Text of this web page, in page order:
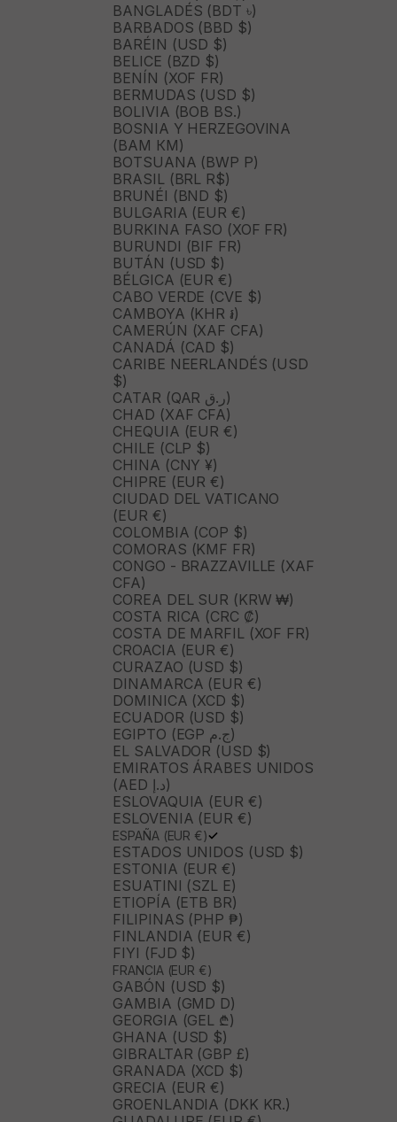
BANGLADÉS (BDT ৳)
BARBADOS (BBD $)
BARÉIN (USD $)
BELICE (BZD $)
BENÍN (XOF FR)
BERMUDAS (USD $)
BOLIVIA (BOB BS.)
BOSNIA Y HERZEGOVINA
(BAM КМ)
BOTSUANA (BWP P)
BRASIL (BRL R$)
BRUNÉI (BND $)
BULGARIA (EUR €)
BURKINA FASO (XOF FR)
BURUNDI (BIF FR)
BUTÁN (USD $)
BÉLGICA (EUR €)
CABO VERDE (CVE $)
CAMBOYA (KHR ៛)
CAMERÚN (XAF CFA)
CANADÁ (CAD $)
CARIBE NEERLANDÉS (USD
$)
CATAR (QAR ر.ق)
CHAD (XAF CFA)
CHEQUIA (EUR €)
CHILE (CLP $)
CHINA (CNY ¥)
CHIPRE (EUR €)
CIUDAD DEL VATICANO
(EUR €)
COLOMBIA (COP $)
COMORAS (KMF FR)
CONGO - BRAZZAVILLE (XAF
CFA)
COREA DEL SUR (KRW ₩)
COSTA RICA (CRC ₡)
COSTA DE MARFIL (XOF FR)
CROACIA (EUR €)
CURAZAO (USD $)
DINAMARCA (EUR €)
DOMINICA (XCD $)
ECUADOR (USD $)
EGIPTO (EGP ج.م)
EL SALVADOR (USD $)
EMIRATOS ÁRABES UNIDOS
(AED د.إ)
ESLOVAQUIA (EUR €)
ESLOVENIA (EUR €)
ESPAÑA (EUR €)
ESTADOS UNIDOS (USD $)
ESTONIA (EUR €)
ESUATINI (SZL E)
ETIOPÍA (ETB BR)
FILIPINAS (PHP ₱)
FINLANDIA (EUR €)
FIYI (FJD $)
FRANCIA (EUR €)
GABÓN (USD $)
GAMBIA (GMD D)
GEORGIA (GEL ₾)
GHANA (USD $)
GIBRALTAR (GBP £)
GRANADA (XCD $)
GRECIA (EUR €)
GROENLANDIA (DKK KR.)